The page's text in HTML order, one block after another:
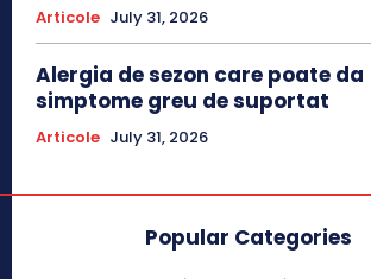
Articole July 31, 2026
Alergia de sezon care poate da
simptome greu de suportat
Articole July 31, 2026
Popular Categories